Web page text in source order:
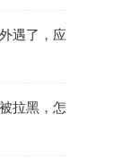
遇了，应
拉黑，怎